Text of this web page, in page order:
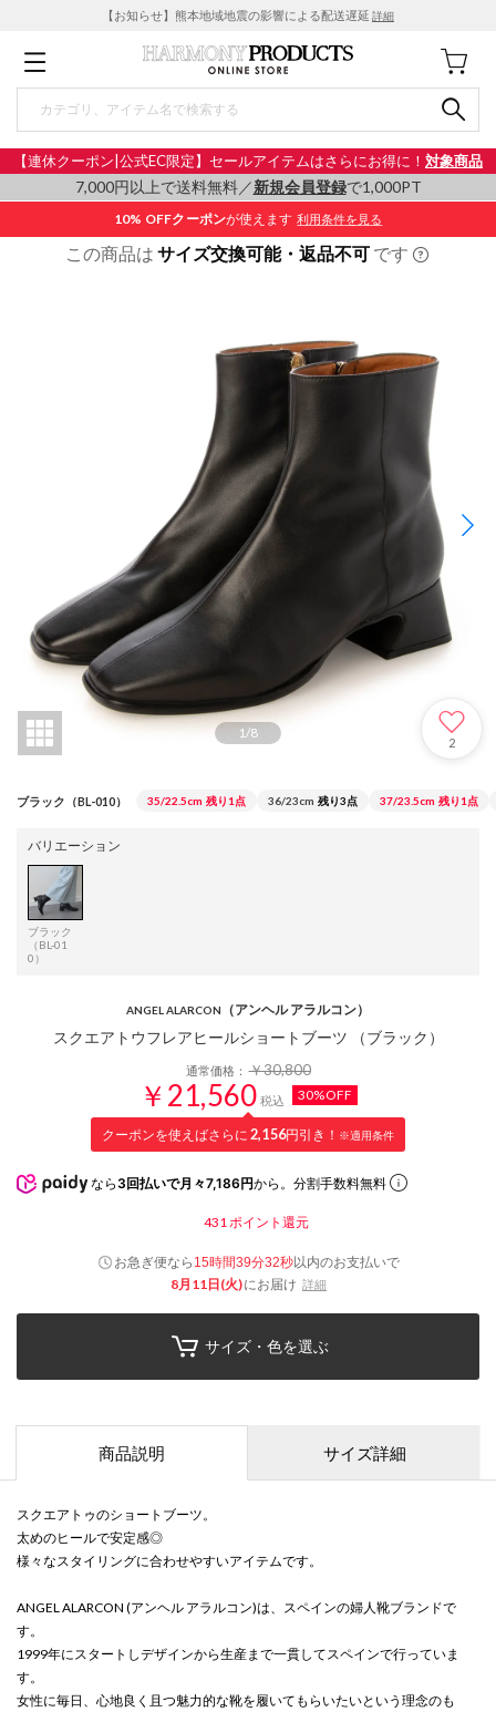
【お知らせ】熊本地域地震の影響による配送遅延 詳細
【連休クーポン|公式EC限定】セールアイテムはさらにお得に！ 対象商品
7,000円以上で送料無料／新規会員登録で1,000PT
10% OFFクーポンが使えます 利用条件を見る
この商品は サイズ交換可能・返品不可 です
1/8
2
ブラック（BL-010） 35/22.5cm 残り1点 36/23cm 残り3点 37/23.5cm 残り1点
バリエーション
ブラック
（BL-01
0）
ANGEL ALARCON （アンヘル アラルコン）
スクエアトウフレアヒールショートブーツ （ブラック）
通常価格：￥30,800
￥21,560 税込 30%OFF
クーポンを使えばさらに 2,156円引き！ ※適用条件
なら 3回払いで月々7,186円から。分割手数料無料
431 ポイント還元
お急ぎ便なら 15時間39分31秒以内のお支払いで
8月11日(火)にお届け 詳細
サイズ・色を選ぶ
商品説明 サイズ詳細
スクエアトゥのショートブーツ。
太めのヒールで安定感◎
様々なスタイリングに合わせやすいアイテムです。
ANGEL ALARCON (アンヘル アラルコン)は、スペインの婦人靴ブランドで
す。
1999年にスタートしデザインから生産まで一貫してスペインで行っていま
す。
女性に毎日、心地良く且つ魅力的な靴を履いてもらいたいという理念のも